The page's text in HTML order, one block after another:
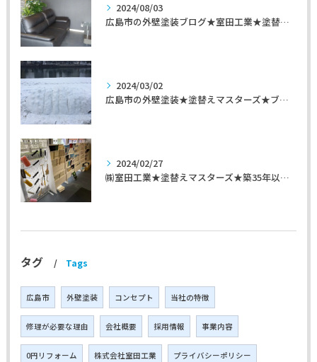
2024/08/03
広島市の外壁塗装ブログ★室田工業★塗替えマスターズ★外壁リフォーム
2024/03/02
広島市の外壁塗装★塗替えマスターズ★ブログ「初めて家を手入れするのに」
2024/02/27
㈱室田工業★塗替えマスターズ★築35年以上のお宅の施工事例
タグ Tags
広島市 外壁塗装 コンセプト 当社の特徴
修理が必要な理由 会社概要 採用情報 事業内容
0円リフォーム 株式会社室田工業 プライバシーポリシー